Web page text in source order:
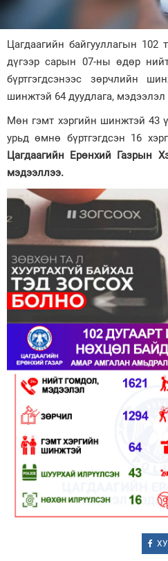
Зурхай
Цагдаагийн байгууллагын 102
дүгээр сарын 07-ны өдөр
бүртгэгдсэнээс зөрчлийн
шинжтэй 64 дуудлага, мэдээлэл
Мөн гэмт хэргийн шинжтэй 43
урьд өмнө бүртгэгдсэн 16
Цагдаагийн Ерөнхий Газрын
мэдээллээ.